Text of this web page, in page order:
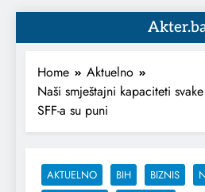
Home
Aktuelno
Naši smještajni kapaciteti
SFF-a su puni
AKTUELNO BIH BIZNIS